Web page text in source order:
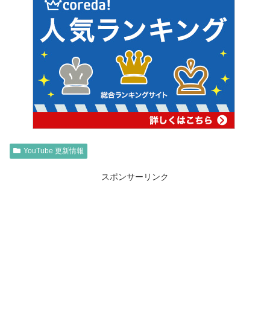
YouTube 更新情報
スポンサーリンク